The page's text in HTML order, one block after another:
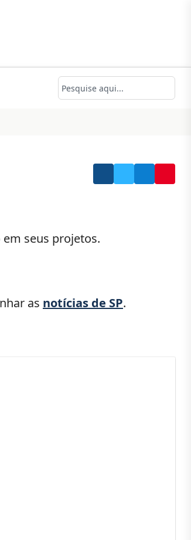
seus projetos.
as notícias de SP.